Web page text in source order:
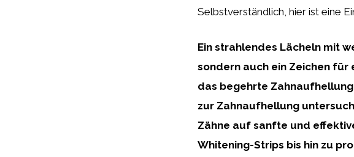
Selbstverständlich, hier ist eine
Ein strahlendes Lächeln mit
sondern auch ein Zeichen für
das begehrte
zur Zahnaufhellung
Zähne auf sanfte und
Whitening-Strips bis hin zu